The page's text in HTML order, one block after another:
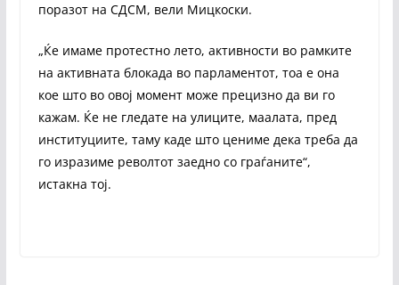
поразот на СДСМ, вели Мицкоски.
„Ќе имаме протестно лето, активности во рамките
на активната блокада во парламентот, тоа е она
кое што во овој момент може прецизно да ви го
кажам. Ќе не гледате на улиците, маалата, пред
институциите, таму каде што цениме дека треба да
го изразиме револтот заедно со граѓаните“,
истакна тој.